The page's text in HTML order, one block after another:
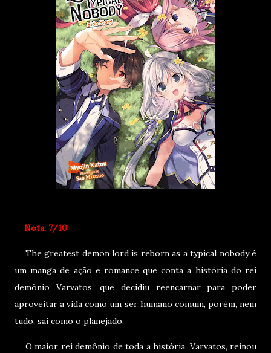
Nota: 7/10
The greatest demon lord is reborn as a typical nobody é
um manga de ação e romance que conta a história do rei
demônio Varvatos, que decidiu reencarnar para poder
aproveitar a vida como um ser humano comum, porém, nem
tudo, sai como o planejado.
O maior rei demônio de toda a história, Varvatos, reinou